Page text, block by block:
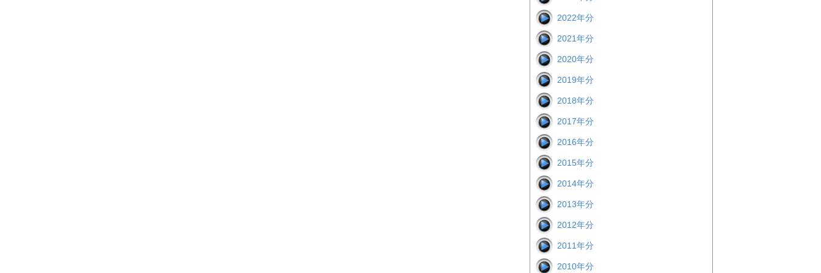
2022年分
2021年分
2020年分
2019年分
2018年分
2017年分
2016年分
2015年分
2014年分
2013年分
2012年分
2011年分
2010年分